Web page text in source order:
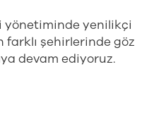
yönetiminde yenilikçi
farklı şehirlerinde göz
devam ediyoruz.